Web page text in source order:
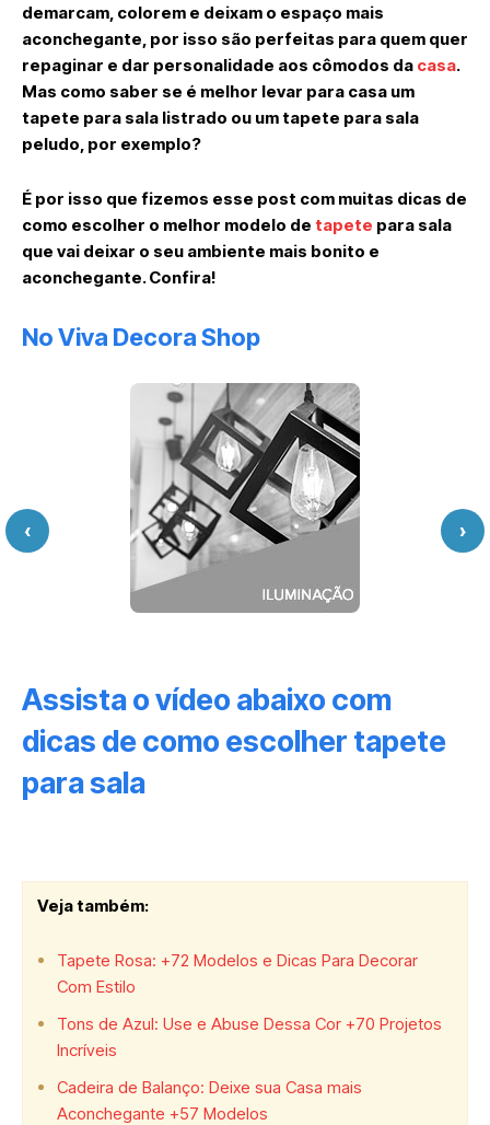
demarcam, colorem e deixam o espaço mais
aconchegante, por isso são perfeitas para quem quer
repaginar e dar personalidade aos cômodos da casa.
Mas como saber se é melhor levar para casa um
tapete para sala listrado ou um tapete para sala
peludo, por exemplo?
É por isso que fizemos esse post com muitas dicas de
como escolher o melhor modelo de tapete para sala
que vai deixar o seu ambiente mais bonito e
aconchegante. Confira!
No Viva Decora Shop
‹ ›
Assista o vídeo abaixo com
dicas de como escolher tapete
para sala
Veja também:
Tapete Rosa: +72 Modelos e Dicas Para Decorar
Com Estilo
Tons de Azul: Use e Abuse Dessa Cor +70 Projetos
Incríveis
Cadeira de Balanço: Deixe sua Casa mais
Aconchegante +57 Modelos